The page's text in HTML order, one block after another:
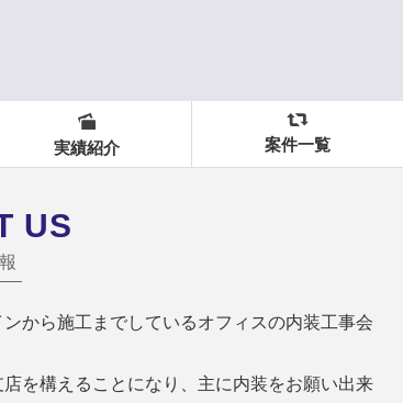
実績紹介 案件一覧
US
から施工までしているオフィスの内装工事会
を構えることになり、主に内装をお願い出来